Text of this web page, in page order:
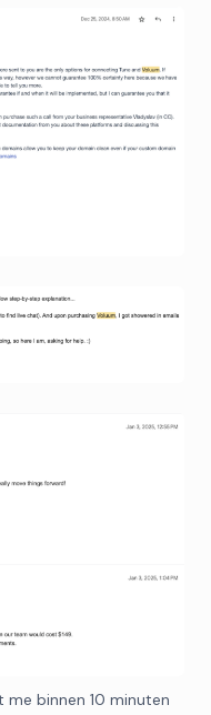
me binnen 10 minuten